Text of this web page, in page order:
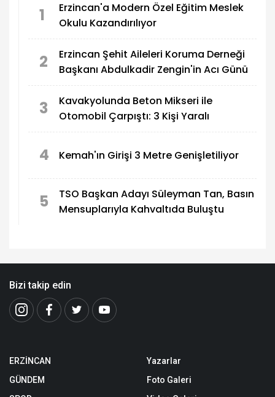
1
Erzincan'a Modern Özel Eğitim Meslek
Okulu Kazandırılıyor
2
Erzincan Şehit Aileleri Koruma Derneği
Başkanı Abdulkadir Zengin'in Acı Günü
3
Kavakyolunda Beton Mikseri ile
Otomobil Çarpıştı: 3 Kişi Yaralı
4 Kemah'ın Girişi 3 Metre Genişletiliyor
5
TSO Başkan Adayı Süleyman Tan, Basın
Mensuplarıyla Kahvaltıda Buluştu
Bizi takip edin
ERZİNCAN
GÜNDEM
Yazarlar
Foto Galeri